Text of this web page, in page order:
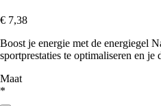
€ 7,38
Boost je energie met de energiegel
sportprestaties te optimaliseren en je
Maat
*